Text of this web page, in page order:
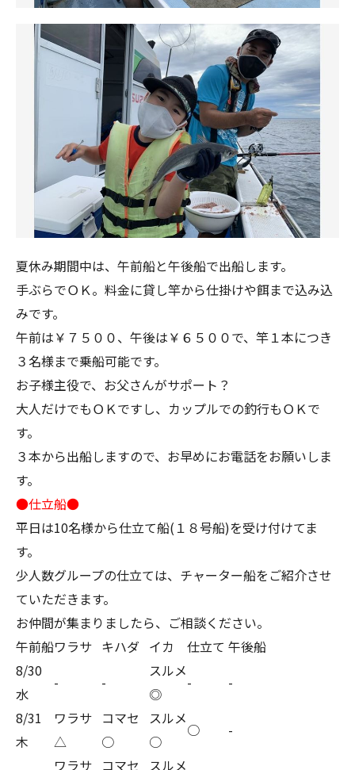
夏休み期間中は、午前船と午後船で出船します。
手ぶらでＯＫ。料金に貸し竿から仕掛けや餌まで込み込
みです。
午前は￥７５００、午後は￥６５００で、竿１本につき
３名様まで乗船可能です。
お子様主役で、お父さんがサポート？
大人だけでもＯＫですし、カップルでの釣行もＯＫで
す。
３本から出船しますので、お早めにお電話をお願いしま
す。
●仕立船●
平日は10名様から仕立て船(１８号船)を受け付けてま
す。
少人数グループの仕立ては、チャーター船をご紹介させ
ていただきます。
お仲間が集まりましたら、ご相談ください。
午前船ワラサ キハダ イカ 仕立て 午後船
8/30
水
- -
スルメ
◎
-
-
8/31
木
ワラサ
△
コマセ
○
スルメ
○
○ -
ワラサ コマセ スルメ